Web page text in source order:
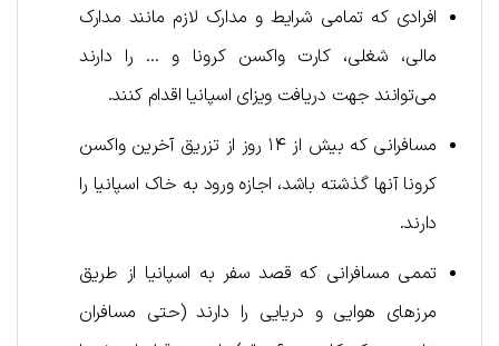
افرادی که تمامی شرایط و مدارک لازم مانند مدارک
مالی، شغلی، کارت واکسن کرونا و … را دارند
می‌توانند جهت دریافت ویزای اسپانیا اقدام کنند.
مسافرانی که بیش از ۱۴ روز از تزریق آخرین واکسن
کرونا آنها گذشته باشد، اجازه ورود به خاک اسپانیا را
دارند.
تممی مسافرانی که قصد سفر به اسپانیا از طریق
مرزهای هوایی و دریایی را دارند (حتی مسافران